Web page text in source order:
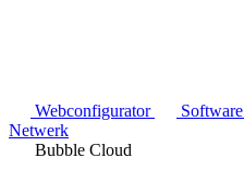
Webconfigurator Software
Netwerk
Bubble Cloud